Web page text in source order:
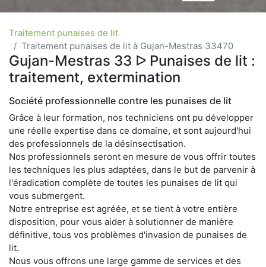
Traitement punaises de lit
Traitement punaises de lit à Gujan-Mestras 33470
Gujan-Mestras 33 ᐅ Punaises de lit :
traitement, extermination
Société professionnelle contre les punaises de lit
Grâce à leur formation, nos techniciens ont pu développer
une réelle expertise dans ce domaine, et sont aujourd'hui
des professionnels de la désinsectisation.
Nos professionnels seront en mesure de vous offrir toutes
les techniques les plus adaptées, dans le but de parvenir à
l'éradication complète de toutes les punaises de lit qui
vous submergent.
Notre entreprise est agréée, et se tient à votre entière
disposition, pour vous aider à solutionner de manière
définitive, tous vos problèmes d'invasion de punaises de
lit.
Nous vous offrons une large gamme de services et des